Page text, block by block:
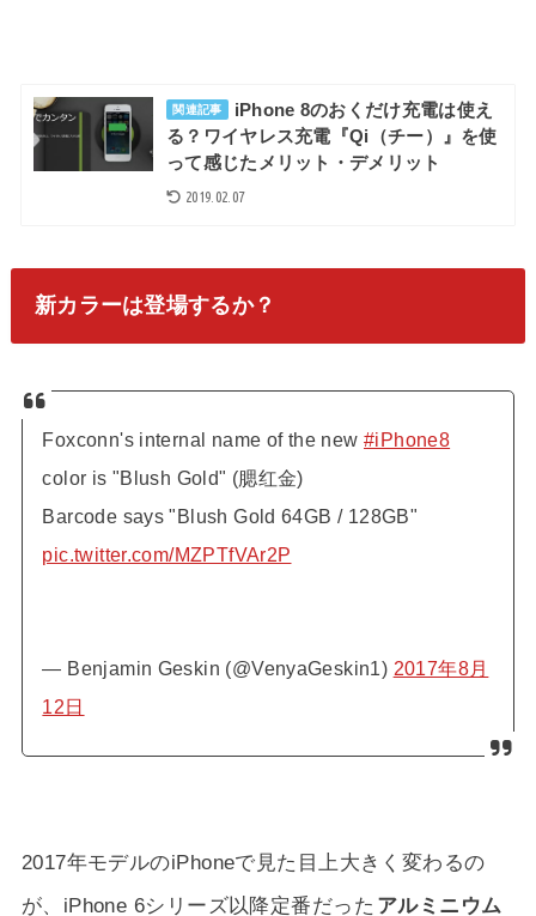
関連記事
iPhone 8のおくだけ充電は使え
る？ワイヤレス充電『Qi（チー）』を使
って感じたメリット・デメリット
2019.02.07
新カラーは登場するか？
Foxconn's internal name of the new #iPhone8
color is "Blush Gold" (腮红金)
Barcode says "Blush Gold 64GB / 128GB"
pic.twitter.com/MZPTfVAr2P
— Benjamin Geskin (@VenyaGeskin1) 2017年8月
12日
2017年モデルのiPhoneで見た目上大きく変わるの
が、iPhone 6シリーズ以降定番だった アルミニウム